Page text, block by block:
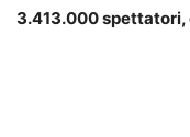
3.413.000 spettatori,